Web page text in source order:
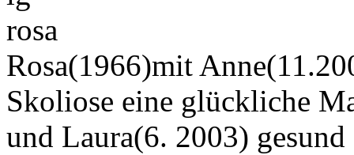
rosa
Rosa(1966)mit
Skoliose eine glückliche
und Laura(6. 2003) gesund